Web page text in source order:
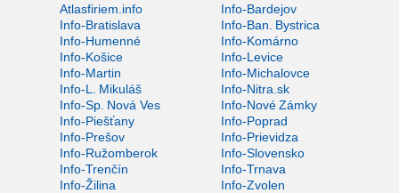
Atlasfiriem.info
Info-Bardejov
Info-Bratislava
Info-Ban. Bystrica
Info-Humenné
Info-Komárno
Info-Košice
Info-Levice
Info-Martin
Info-Michalovce
Info-L. Mikuláš
Info-Nitra.sk
Info-Sp. Nová Ves
Info-Nové Zámky
Info-Piešťany
Info-Poprad
Info-Prešov
Info-Prievidza
Info-Ružomberok
Info-Slovensko
Info-Trenčín
Info-Trnava
Info-Žilina
Info-Zvolen